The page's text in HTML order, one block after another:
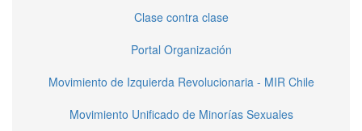
Clase contra clase
Portal Organización
Movimiento de Izquierda Revolucionaria - MIR Chile
Movimiento Unificado de Minorías Sexuales